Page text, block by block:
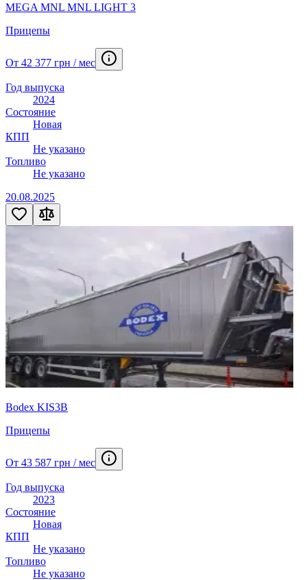
MEGA MNL MNL LIGHT 3
Прицепы
От 42 377 грн / мес
Год выпуска
2024
Состояние
Новая
КПП
Не указано
Топливо
Не указано
20.08.2025
Bodex KIS3B
Прицепы
От 43 587 грн / мес
Год выпуска
2023
Состояние
Новая
КПП
Не указано
Топливо
Не указано